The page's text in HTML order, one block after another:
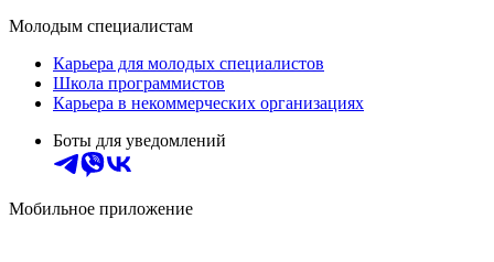
Молодым специалистам
Карьера для молодых специалистов
Школа программистов
Карьера в некоммерческих организациях
Боты для уведомлений
Мобильное приложение